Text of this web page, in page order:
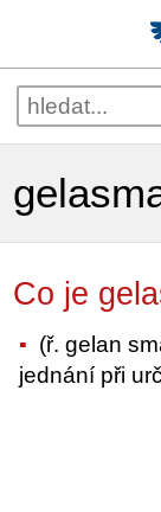
Co je
(ř. gelan
jednání při